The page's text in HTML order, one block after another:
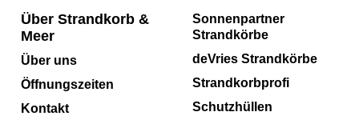
Sonnenpartner
Strandkörbe
deVries Strandkörbe
Strandkorbprofi
Schutzhüllen
Über Strandkorb &
Meer
Über uns
Öffnungszeiten
Kontakt